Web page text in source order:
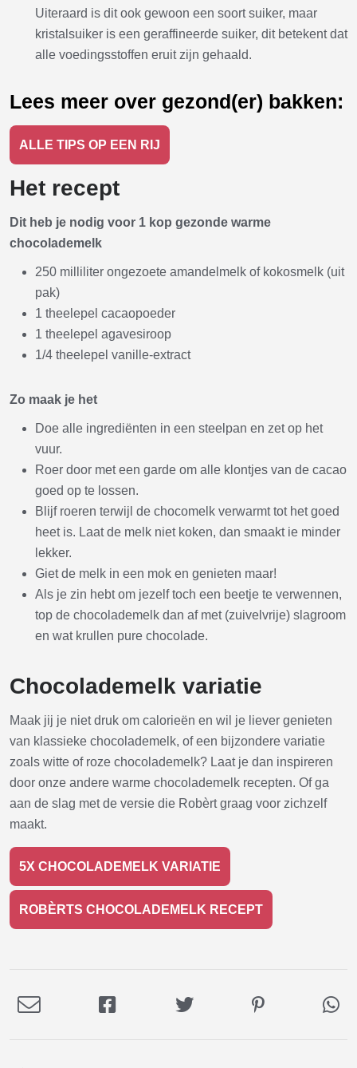
Uiteraard is dit ook gewoon een soort suiker, maar
kristalsuiker is een geraffineerde suiker, dit betekent dat
alle voedingsstoffen eruit zijn gehaald.
Lees meer over gezond(er) bakken:
ALLE TIPS OP EEN RIJ
Het recept
Dit heb je nodig voor 1 kop gezonde warme
chocolademelk
250 milliliter ongezoete amandelmelk of kokosmelk (uit
pak)
1 theelepel cacaopoeder
1 theelepel agavesiroop
1/4 theelepel vanille-extract
Zo maak je het
Doe alle ingrediënten in een steelpan en zet op het
vuur.
Roer door met een garde om alle klontjes van de cacao
goed op te lossen.
Blijf roeren terwijl de chocomelk verwarmt tot het goed
heet is. Laat de melk niet koken, dan smaakt ie minder
lekker.
Giet de melk in een mok en genieten maar!
Als je zin hebt om jezelf toch een beetje te verwennen,
top de chocolademelk dan af met (zuivelvrije) slagroom
en wat krullen pure chocolade.
Chocolademelk variatie
Maak jij je niet druk om calorieën en wil je liever genieten
van klassieke chocolademelk, of een bijzondere variatie
zoals witte of roze chocolademelk? Laat je dan inspireren
door onze andere warme chocolademelk recepten. Of ga
aan de slag met de versie die Robèrt graag voor zichzelf
maakt.
5X CHOCOLADEMELK VARIATIE
ROBÈRTS CHOCOLADEMELK RECEPT
Deel
Deel